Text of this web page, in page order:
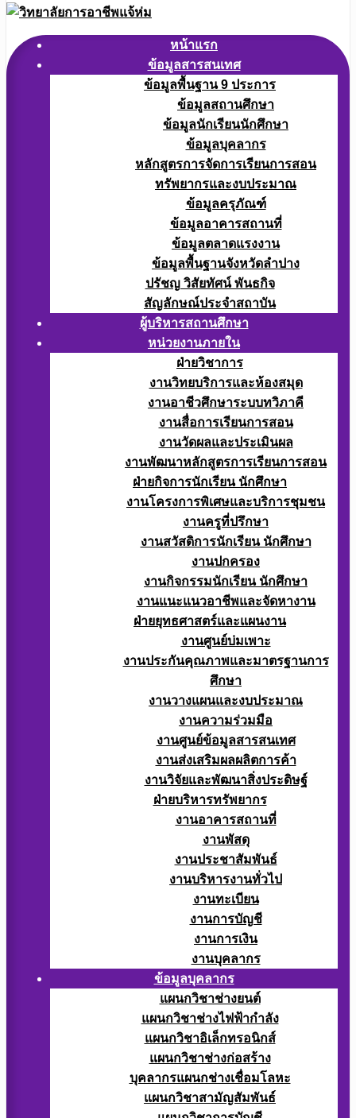
หน้าแรก
ข้อมูลสารสนเทศ
ข้อมูลพื้นฐาน 9 ประการ
ข้อมูลสถานศึกษา
ข้อมูลนักเรียนนักศึกษา
ข้อมูลบุคลากร
หลักสูตรการจัดการเรียนการสอน
ทรัพยากรและงบประมาณ
ข้อมูลครุภัณฑ์
ข้อมูลอาคารสถานที่
ข้อมูลตลาดแรงงาน
ข้อมูลพื้นฐานจังหวัดลำปาง
ปรัชญ วิสัยทัศน์ พันธกิจ
สัญลักษณ์ประจำสถาบัน
ผู้บริหารสถานศึกษา
หน่วยงานภายใน
ฝ่ายวิชาการ
งานวิทยบริการและห้องสมุด
งานอาชีวศึกษาระบบทวิภาคี
งานสื่อการเรียนการสอน
งานวัดผลและประเมินผล
งานพัฒนาหลักสูตรการเรียนการสอน
ฝ่ายกิจการนักเรียน นักศึกษา
งานโครงการพิเศษและบริการชุมชน
งานครูที่ปรึกษา
งานสวัสดิการนักเรียน นักศึกษา
งานปกครอง
งานกิจกรรมนักเรียน นักศึกษา
งานแนะแนวอาชีพและจัดหางาน
ฝ่ายยุทธศาสตร์และแผนงาน
งานศูนย์บ่มเพาะ
งานประกันคุณภาพและมาตรฐานการ
ศึกษา
งานวางแผนและงบประมาณ
งานความร่วมมือ
งานศูนย์ข้อมูลสารสนเทศ
งานส่งเสริมผลผลิตการค้า
งานวิจัยและพัฒนาสิ่งประดิษฐ์
ฝ่ายบริหารทรัพยากร
งานอาคารสถานที่
งานพัสดุ
งานประชาสัมพันธ์
งานบริหารงานทั่วไป
งานทะเบียน
งานการบัญชี
งานการเงิน
งานบุคลากร
ข้อมูลบุคลากร
แผนกวิชาช่างยนต์
แผนกวิชาช่างไฟฟ้ากำลัง
แผนกวิชาอิเล็กทรอนิกส์
แผนกวิชาช่างก่อสร้าง
บุคลากรแผนกช่างเชื่อมโลหะ
แผนกวิชาสามัญสัมพันธ์